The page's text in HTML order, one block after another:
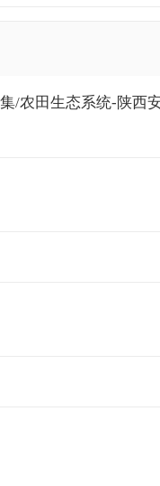
/农田生态系统-陕西